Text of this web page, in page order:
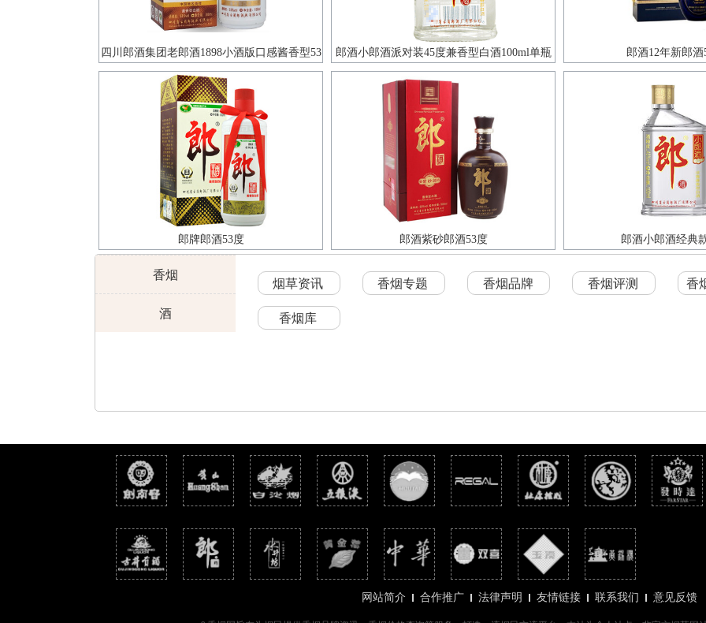
四川郎酒集团老郎酒1898小酒版口感酱香型53
度白酒100ml单瓶装
郎酒小郎酒派对装45度兼香型白酒100ml单瓶 郎酒12年新郎酒
郎牌郎酒53度 郎酒紫砂郎酒53度 郎酒小郎酒经典
香烟
酒
烟草资讯 香烟专题 香烟品牌 香烟评测 香
香烟库
网站简介 合作推广 法律声明 友情链接 联系我们 意见反馈